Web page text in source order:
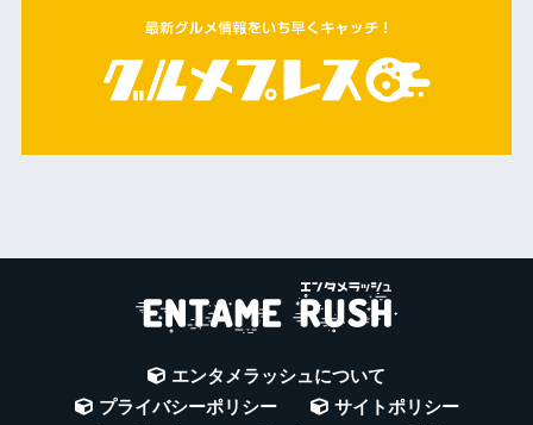
エンタメラッシュについて
プライバシーポリシー
サイトポリシー